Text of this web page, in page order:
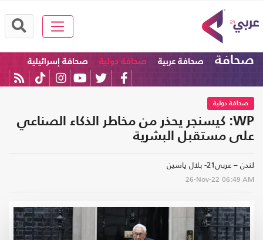
صحافة صحافة عربية صحافة دولية صحافة إسرائيلية
صحافة دولية
WP: كيسنجر يحذر من مخاطر الذكاء الصناعي
على مستقبل البشرية
لندن – عربي21- بلال ياسين
26-Nov-22 06:49 AM